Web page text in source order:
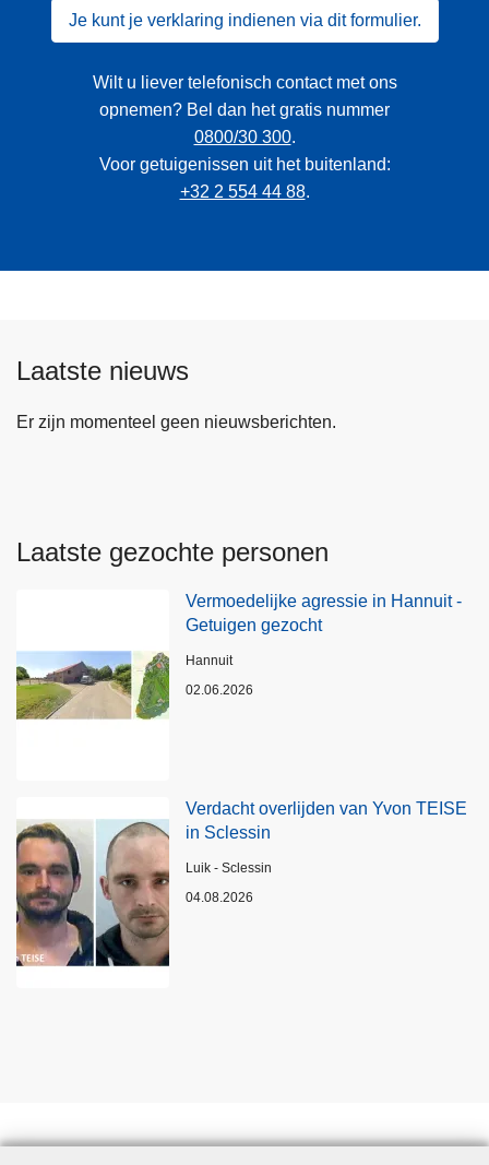
Je kunt je verklaring indienen via dit formulier.
Wilt u liever telefonisch contact met ons
opnemen? Bel dan het gratis nummer
0800/30 300.
Voor getuigenissen uit het buitenland:
+32 2 554 44 88.
Laatste nieuws
Er zijn momenteel geen nieuwsberichten.
Laatste gezochte personen
Vermoedelijke agressie in Hannuit -
Getuigen gezocht
Plaats
Hannuit
02.06.2026
Verdacht overlijden van Yvon TEISE
in Sclessin
Plaats
Luik - Sclessin
04.08.2026